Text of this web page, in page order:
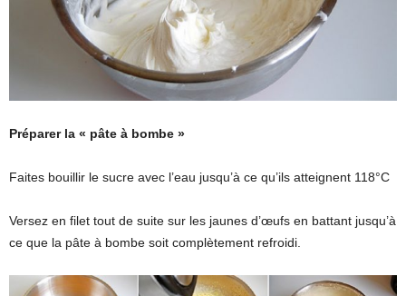
Préparer la « pâte à bombe »
Faites bouillir le sucre avec l’eau jusqu’à ce qu’ils atteignent 118°C
Versez en filet tout de suite sur les jaunes d’œufs en battant jusqu’à
ce que la pâte à bombe soit complètement refroidi.